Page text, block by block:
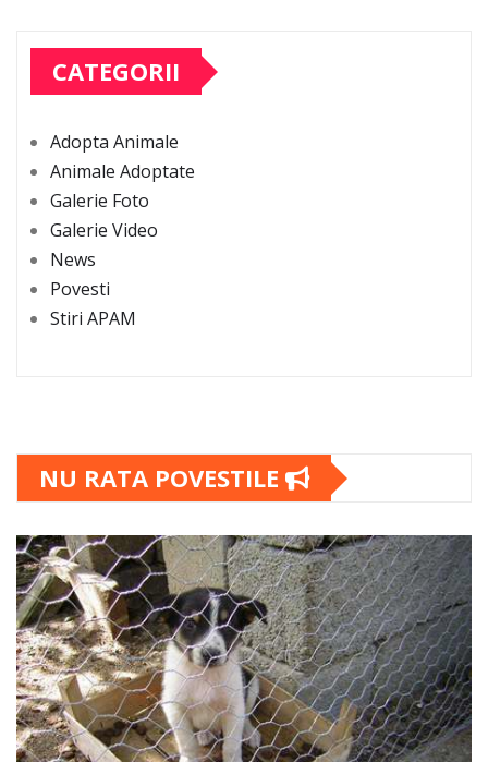
CATEGORII
Adopta Animale
Animale Adoptate
Galerie Foto
Galerie Video
News
Povesti
Stiri APAM
NU RATA POVESTILE